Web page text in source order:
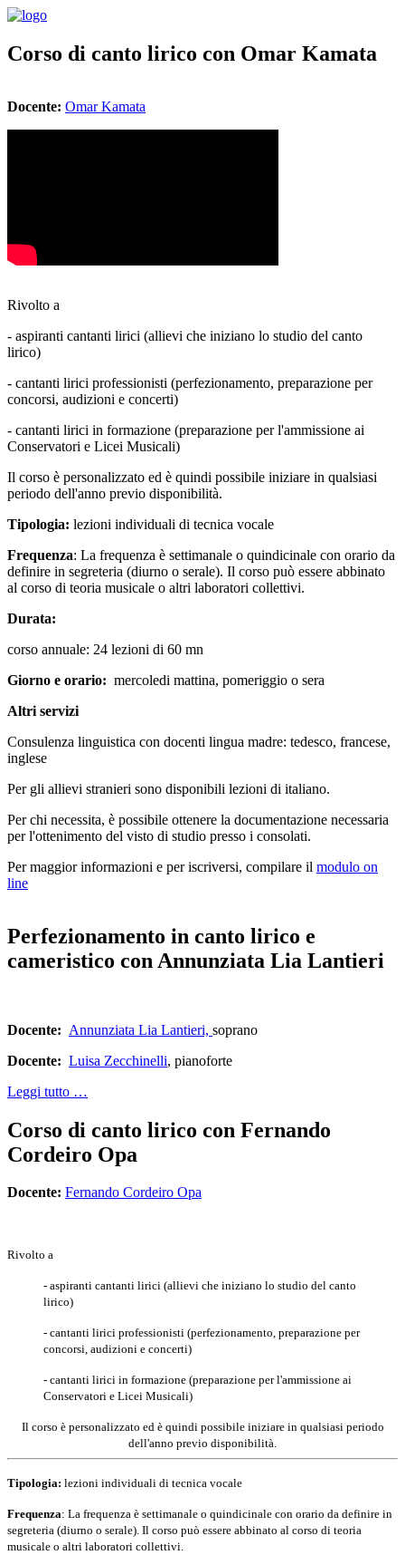
Corso di canto lirico con Omar Kamata
Docente: Omar Kamata
Rivolto a
- aspiranti cantanti lirici (allievi che iniziano lo studio del canto
lirico)
- cantanti lirici professionisti (perfezionamento, preparazione per
concorsi, audizioni e concerti)
- cantanti lirici in formazione (preparazione per l'ammissione ai
Conservatori e Licei Musicali)
Il corso è personalizzato ed è quindi possibile iniziare in qualsiasi
periodo dell'anno previo disponibilità.
Tipologia: lezioni individuali di tecnica vocale
Frequenza: La frequenza è settimanale o quindicinale con orario da
definire in segreteria (diurno o serale). Il corso può essere abbinato
al corso di teoria musicale o altri laboratori collettivi.
Durata:
corso annuale: 24 lezioni di 60 mn
Giorno e orario: mercoledi mattina, pomeriggio o sera
Altri servizi
Consulenza linguistica con docenti lingua madre: tedesco, francese,
inglese
Per gli allievi stranieri sono disponibili lezioni di italiano.
Per chi necessita, è possibile ottenere la documentazione necessaria
per l'ottenimento del visto di studio presso i consolati.
Per maggior informazioni e per iscriversi, compilare il modulo on
line
Perfezionamento in canto lirico e
cameristico con Annunziata Lia Lantieri
Docente: Annunziata Lia Lantieri, soprano
Docente: Luisa Zecchinelli, pianoforte
Leggi tutto …
Corso di canto lirico con Fernando
Cordeiro Opa
Docente: Fernando Cordeiro Opa
Rivolto a
- aspiranti cantanti lirici (allievi che iniziano lo studio del canto
lirico)
- cantanti lirici professionisti (perfezionamento, preparazione per
concorsi, audizioni e concerti)
- cantanti lirici in formazione (preparazione per l'ammissione ai
Conservatori e Licei Musicali)
Il corso è personalizzato ed è quindi possibile iniziare in qualsiasi periodo
dell'anno previo disponibilità.
Tipologia: lezioni individuali di tecnica vocale
Frequenza: La frequenza è settimanale o quindicinale con orario da definire in
segreteria (diurno o serale). Il corso può essere abbinato al corso di teoria
musicale o altri laboratori collettivi.